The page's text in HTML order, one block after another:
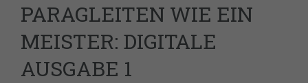
PARAGLEITEN WIE EIN
MEISTER: DIGITALE
AUSGABE 1